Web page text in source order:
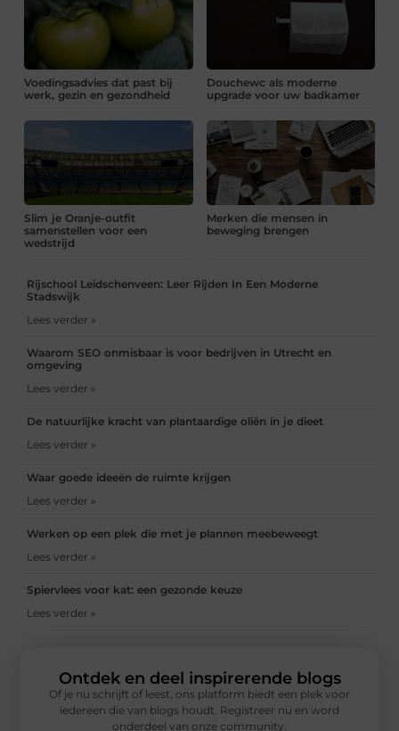
Voedingsadvies dat past bij
werk, gezin en gezondheid
Douchewc als moderne
upgrade voor uw badkamer
Slim je Oranje-outfit
samenstellen voor een
wedstrijd
Merken die mensen in
beweging brengen
Rijschool Leidschenveen: Leer Rijden In Een Moderne
Stadswijk
Lees verder »
Waarom SEO onmisbaar is voor bedrijven in Utrecht en
omgeving
Lees verder »
De natuurlijke kracht van plantaardige oliën in je dieet
Lees verder »
Waar goede ideeën de ruimte krijgen
Lees verder »
Werken op een plek die met je plannen meebeweegt
Lees verder »
Spiervlees voor kat: een gezonde keuze
Lees verder »
Ontdek en deel inspirerende blogs
Of je nu schrijft of leest, ons platform biedt een plek voor
iedereen die van blogs houdt. Registreer nu en word
onderdeel van onze community.